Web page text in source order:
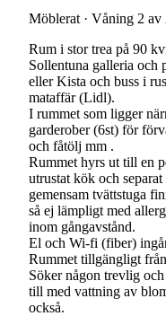
Möblerat · Våning 2 av
Rum i stor trea på 90
Sollentuna galleria och
eller Kista och buss i
mataffär (Lidl).
I rummet som ligger
garderober (6st) för
och fåtölj mm .
Rummet hyrs ut till en
utrustat kök och
gemensam tvättstuga
så ej lämpligt med
inom gångavstånd.
El och Wi-fi (fiber)
Rummet tillgängligt
Söker någon trevlig
till med vattning av
också.